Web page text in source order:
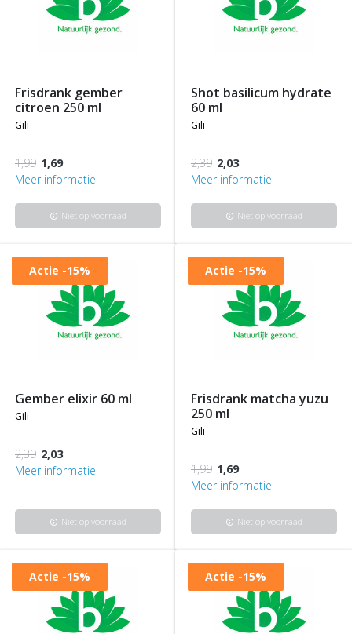
frisdrank gember
citroen 250 ml
gili
1,99 1,69
Meer informatie
info Niet op voorraad
shot basilicum hydrate
60 ml
gili
2,39 2,03
Meer informatie
info Niet op voorraad
Actie -15%
gember elixir 60 ml
gili
2,39 2,03
Meer informatie
info Niet op voorraad
Actie -15%
frisdrank matcha yuzu
250 ml
gili
1,99 1,69
Meer informatie
info Niet op voorraad
Actie -15% Actie -15%